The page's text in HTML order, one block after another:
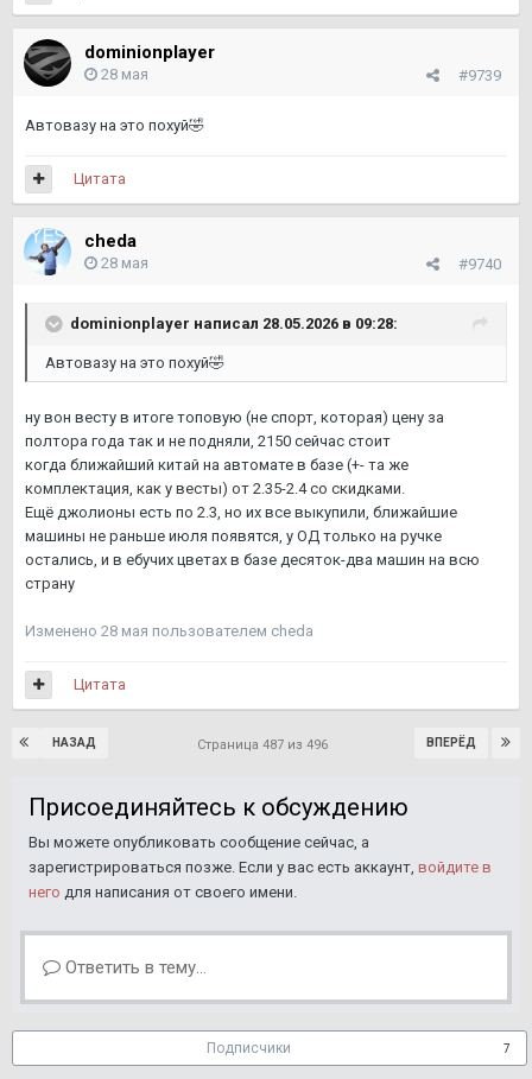
dominionplayer
#9739
28 мая
Автовазу на это похуй🤣
Цитата
cheda
#9740
28 мая
dominionplayer написал 28.05.2026 в 09:28:
Автовазу на это похуй🤣
ну вон весту в итоге топовую (не спорт, которая) цену за
полтора года так и не подняли, 2150 сейчас стоит
когда ближайший китай на автомате в базе (+- та же
комплектация, как у весты) от 2.35-2.4 со скидками.
Ещё джолионы есть по 2.3, но их все выкупили, ближайшие
машины не раньше июля появятся, у ОД только на ручке
остались, и в ебучих цветах в базе десяток-два машин на всю
страну
Изменено 28 мая пользователем cheda
Цитата
НАЗАД ВПЕРЁД
Страница 487 из 496
Присоединяйтесь к обсуждению
Вы можете опубликовать сообщение сейчас, а
зарегистрироваться позже. Если у вас есть аккаунт, войдите в
него для написания от своего имени.
Ответить в тему...
Подписчики 7